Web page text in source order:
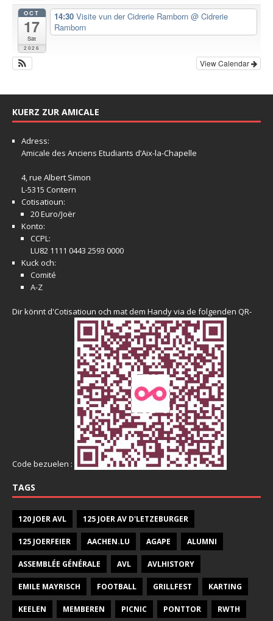
OCT
17
Sat
2026
14:30 Visite vun der Cidrerie Ramborn @ Cidrerie
Ramborn
View Calendar
KUERZ ZUR AMICALE
Adress:
Amicale des Anciens Etudiants d’Aix-la-Chapelle
4, rue Albert Simon
L-5315 Contern
Cotisatioun:
20 Euro/Joër
Konto:
CCPL:
LU82 1111 0443 2593 0000
Kuck och:
Comité
A-Z
Dir könnt d'Cotisatioun och mat dem Handy via de folgenden QR-
Code bezuelen :
TAGS
120 JOER AVL 125 JOER AV D'LETZEBURGER
125 JOERFEIER AACHEN.LU AGAPE ALUMNI
ASSEMBLÉE GÉNÉRALE AVL AVLHISTORY
EMILE MAYRISCH FOOTBALL GRILLFEST KARTING
KEELEN MEMBEREN PICNIC PONTTOR RWTH